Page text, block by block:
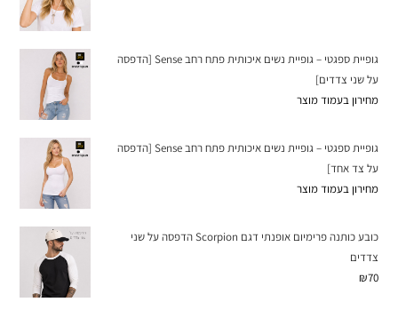
גופיית ספגטי – גופיית נשים איכותית פתח רחב Sense [הדפסה
על שני צדדים]
מחירון בעמוד מוצר
גופיית ספגטי – גופיית נשים איכותית פתח רחב Sense [הדפסה
על צד אחד]
מחירון בעמוד מוצר
כובע כותנה פרימיום אופנתי דגם Scorpion הדפסה על שני
צדדים
₪70